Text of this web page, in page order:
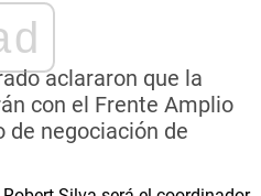
aclararon que la
con el Frente Amplio
de negociación de